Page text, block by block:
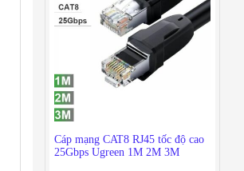
Cáp mạng CAT8 RJ45 tốc độ cao
25Gbps Ugreen 1M 2M 3M